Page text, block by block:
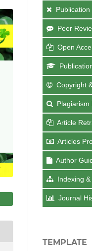
Peer
Open
Copyright
Plagiarism
Article
Articles
Author
Indexing
Journal
TEMPLATE